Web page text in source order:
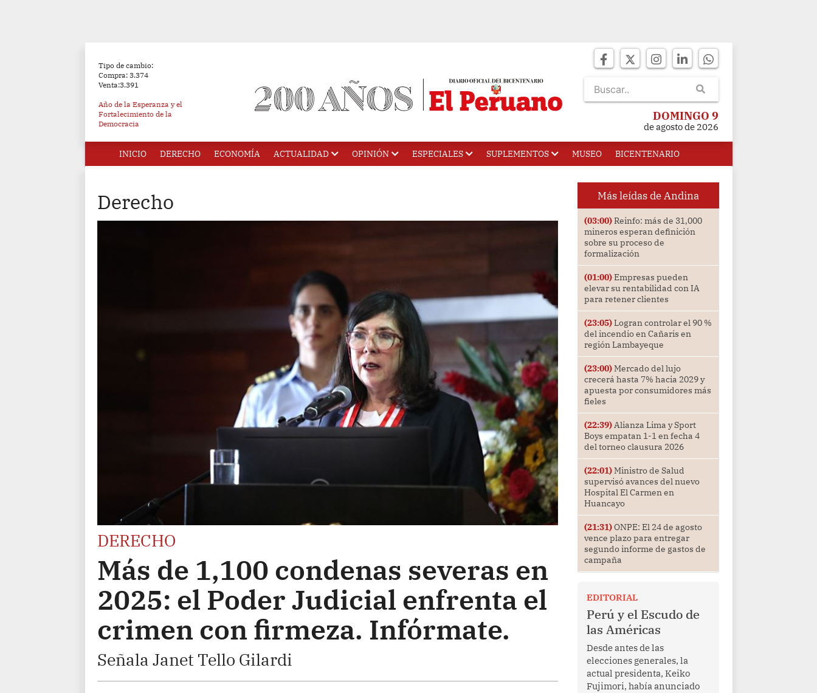
Tipo de cambio:
Compra: 3.374
Venta:3.391
Año de la Esperanza y el
Fortalecimiento de la
Democracia
DOMINGO 9
de agosto de 2026
INICIO DERECHO ECONOMÍA ACTUALIDAD OPINIÓN ESPECIALES SUPLEMENTOS MUSEO BICENTENARIO
Derecho
DERECHO
Más de 1,100 condenas severas en
2025: el Poder Judicial enfrenta el
crimen con firmeza. Infórmate.
Señala Janet Tello Gilardi
Más leídas de Andina
(03:00)Reinfo: más de 31,000
mineros esperan definición
sobre su proceso de
formalización
(01:00)Empresas pueden
elevar su rentabilidad con IA
para retener clientes
(23:05)Logran controlar el 90 %
del incendio en Cañaris en
región Lambayeque
(23:00)Mercado del lujo
crecerá hasta 7% hacia 2029 y
apuesta por consumidores más
fieles
(22:39)Alianza Lima y Sport
Boys empatan 1-1 en fecha 4
del torneo clausura 2026
(22:01)Ministro de Salud
supervisó avances del nuevo
Hospital El Carmen en
Huancayo
(21:31)ONPE: El 24 de agosto
vence plazo para entregar
segundo informe de gastos de
campaña
EDITORIAL
Perú y el Escudo de
las Américas
Desde antes de las
elecciones generales, la
actual presidenta, Keiko
Fujimori, había anunciado